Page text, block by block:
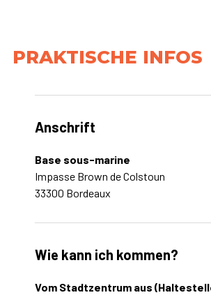
PRAKTISCHE INFOS
Anschrift
Base sous-marine
Impasse Brown de Colstoun
33300 Bordeaux
Wie kann ich kommen?
Vom Stadtzentrum aus